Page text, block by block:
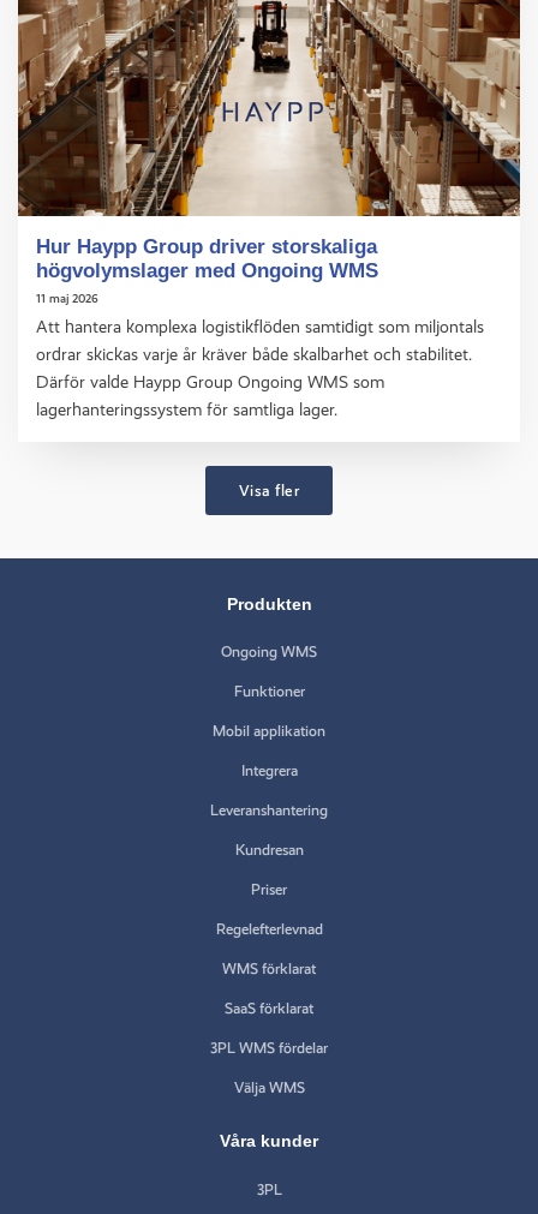
Hur Haypp Group driver storskaliga
högvolymslager med Ongoing WMS
11 maj 2026
Att hantera komplexa logistikflöden samtidigt som miljontals
ordrar skickas varje år kräver både skalbarhet och stabilitet.
Därför valde Haypp Group Ongoing WMS som
lagerhanteringssystem för samtliga lager.
Visa fler
Produkten
Ongoing WMS
Funktioner
Mobil applikation
Integrera
Leveranshantering
Kundresan
Priser
Regelefterlevnad
WMS förklarat
SaaS förklarat
3PL WMS fördelar
Välja WMS
Våra kunder
3PL